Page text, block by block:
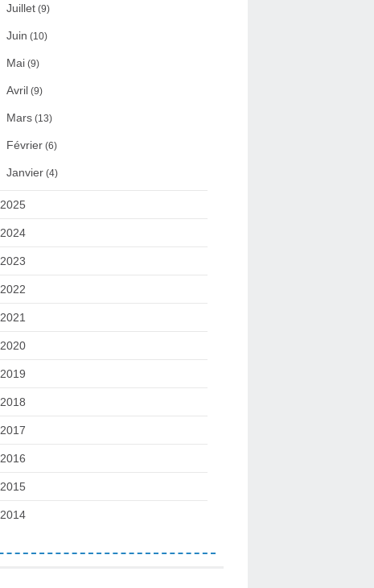
Juillet (9)
Juin (10)
Mai (9)
Avril (9)
Mars (13)
Février (6)
Janvier (4)
2025
2024
2023
2022
2021
2020
2019
2018
2017
2016
2015
2014